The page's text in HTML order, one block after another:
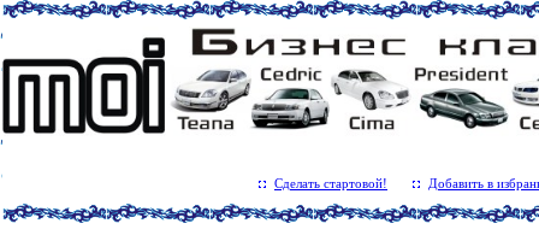
Сделать стартовой! Добавить в